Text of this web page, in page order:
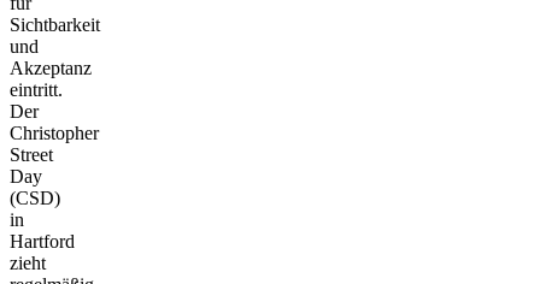
Sichtbarkeit
und
Akzeptanz
eintritt.
Der
Christopher
Street
Day
(CSD)
in
Hartford
zieht